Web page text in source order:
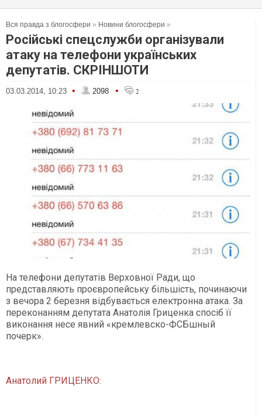
Вся правда з блогосфери » Новини блогосфери »
Російські спецслужби організували
атаку на телефони українських
депутатів. СКРІНШОТИ
03.03.2014, 10:23 • 2098 • 2
На телефони депутатів Верховної Ради, що
представляють проєвропейську більшість, починаючи
з вечора 2 березня відбувається електронна атака. За
переконанням депутата Анатолія Гриценка спосіб її
виконання несе явний «кремлевско-ФСБшный
почерк».
Анатолий ГРИЦЕНКО: